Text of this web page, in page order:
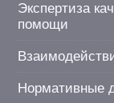
Экспертиза
помощи
Нормативные